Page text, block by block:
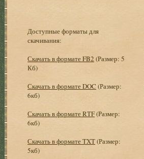
Доступные форматы для
скачивания:
Скачать в формате FB2 (Размер: 5
Кб)
Скачать в формате DOC (Размер:
6кб)
Скачать в формате RTF(Размер:
6кб)
Скачать в формате TXT(Размер:
5кб)